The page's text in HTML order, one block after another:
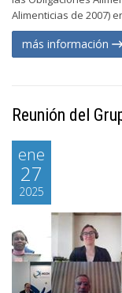
Alimenticias de 2007)
más información
Reunión del
ene
27
2025